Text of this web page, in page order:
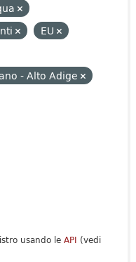
EU
- Alto Adige
usando le API (vedi